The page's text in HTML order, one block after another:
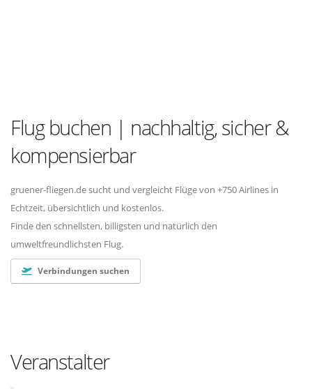
Flug buchen | nachhaltig, sicher &
kompensierbar
gruener-fliegen.de sucht und vergleicht Flüge von +750 Airlines in
Echtzeit, übersichtlich und kostenlos.
Finde den schnellsten, billigsten und natürlich den
umweltfreundlichsten Flug.
Verbindungen suchen
Veranstalter